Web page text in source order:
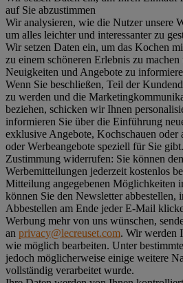
auf Sie abzustimmen
Wir analysieren, wie die Nutzer unsere
um alles leichter und interessanter zu
Wir setzen Daten ein, um das Kochen
zu einem schöneren Erlebnis zu
Neuigkeiten und Angebote zu
Wenn Sie beschließen, Teil der
zu werden und die
beziehen, schicken wir Ihnen
informieren Sie über die Einführung
exklusive Angebote, Kochschauen oder
oder Werbeangebote speziell für Sie gibt.
Zustimmung widerrufen: Sie können
Werbemitteilungen jederzeit kostenlos
Mitteilung angegebenen Möglichkeiten
können Sie den Newsletter
Abbestellen am Ende jeder E-Mail
Werbung mehr von uns wünschen,
an privacy@lecreuset.com. Wir werden
wie möglich bearbeiten. Unter
jedoch möglicherweise einige weitere
vollständig verarbeitet wurde.